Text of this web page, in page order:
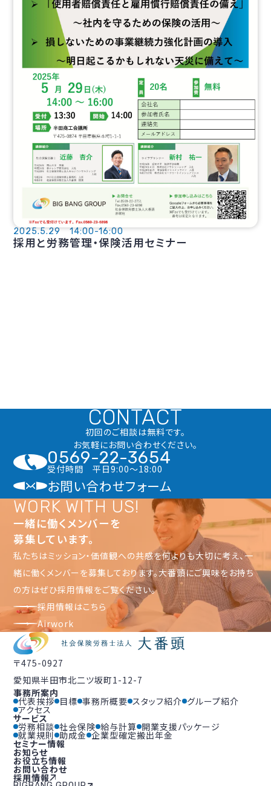
2025.5.29 14:00-16:00
採用と労務管理・保険活用セミナー
CONTACT
初回のご相談は無料です。
お気軽にお問い合わせください。
0569-22-3654
受付時間 平日9:00〜18:00
お問い合わせフォーム
WORK WITH US!
一緒に働くメンバーを
募集しています。
私たちはミッション・価値観への共感を何よりも大切に考え、一
緒に働くメンバーを募集しております。大番頭にご興味をお持ち
の方はぜひ採用情報をご覧ください。
採用情報はこちら
Airwork
〒475-0927
愛知県半田市北二ツ坂町1-12-7
事務所案内
代表挨拶 目標 事務所概要 スタッフ紹介 グループ紹介
アクセス
サービス
労務相談 社会保険 給与計算 開業支援パッケージ
就業規則 助成金 企業型確定搬出年金
セミナー情報
お知らせ
お役立ち情報
お問い合わせ
採用情報